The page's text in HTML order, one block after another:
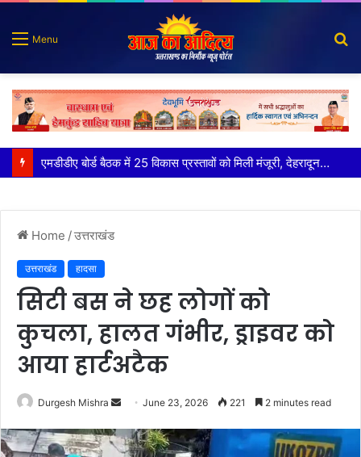
Menu
मुख्य सचिव ने अंडरग्राउंड विद्युत लाइन परियोजना का प्रस्ताव तैयार करने के दिये निर्देश
Home /उत्तराखंड
उत्तराखंड हादसा
सिटी बस ने छह लोगों को
कुचला, हालत गंभीर, ड्राइवर को
आया हार्टअटैक
Durgesh Mishra
Send
email
June 23, 2026 221 2 minutes read